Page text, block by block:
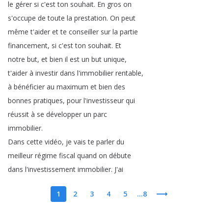
le gérer si c'est ton souhait. En gros on
s'occupe de toute la prestation. On peut
même t'aider et te conseiller sur la partie
financement, si c'est ton souhait. Et
notre but, et bien il est un but unique,
t'aider à investir dans l'immobilier rentable,
à bénéficier au maximum et bien des
bonnes pratiques, pour l'investisseur qui
réussit à se développer un parc
immobilier.
Dans cette vidéo, je vais te parler du
meilleur régime fiscal quand on débute
dans l'investissement immobilier. J'ai
1 2 3 4 5 ...8